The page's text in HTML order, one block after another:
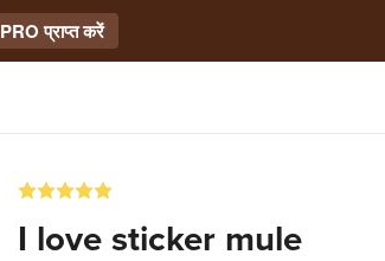
PRO प्राप्त करें
I love sticker mule